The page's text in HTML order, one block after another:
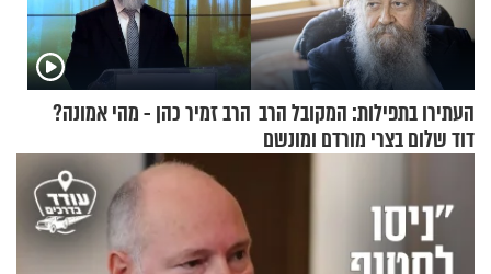
העתירו בתפילות: המקובל הרב
דוד שלום בצרי מורדם ומונשם
הרב זמיר כהן - מהי אמונה?